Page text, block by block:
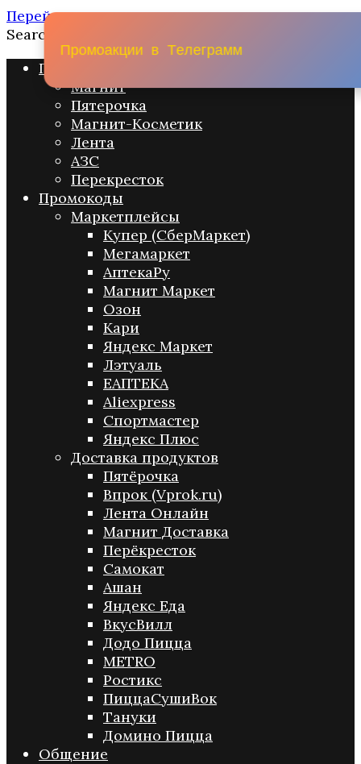
Перейти к содержанию
Search for:
Промо акции
Магнит
Пятерочка
Магнит-Косметик
Лента
АЗС
Перекресток
Промокоды
Маркетплейсы
Купер (СберМаркет)
Мегамаркет
АптекаРу
Магнит Маркет
Озон
Кари
Яндекс Маркет
Лэтуаль
ЕАПТЕКА
Aliexpress
Спортмастер
Яндекс Плюс
Доставка продуктов
Пятёрочка
Впрок (Vprok.ru)
Лента Онлайн
Магнит Доставка
Перёкресток
Самокат
Ашан
Яндекс Еда
ВкусВилл
Додо Пицца
METRO
Ростикс
ПиццаСушиВок
Тануки
Домино Пицца
Общение
Промоакции в Телеграмм